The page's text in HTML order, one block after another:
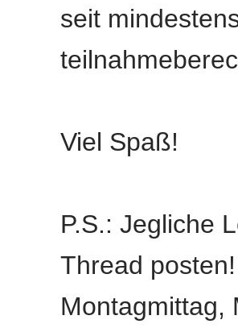
seit
Viel Spaß!
P.S.: Jegliche
Thread
Montagmittag,